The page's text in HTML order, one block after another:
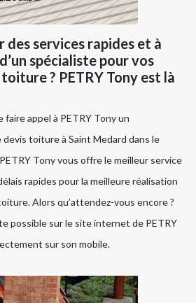
des services rapides et à
spécialiste pour vos
? PETRY Tony est là
appel à PETRY Tony un
toiture à Saint Medard dans le
Tony vous offre le meilleur service
rapides pour la meilleure réalisation
Alors qu’attendez-vous encore ?
possible sur le site internet de PETRY
sur son mobile.